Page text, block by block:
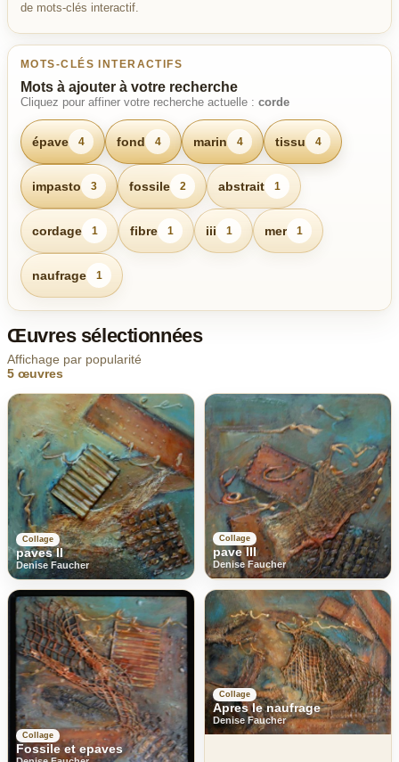
de mots-clés interactif.
MOTS-CLÉS INTERACTIFS
Mots à ajouter à votre recherche
Cliquez pour affiner votre recherche actuelle : corde
épave 4 fond 4 marin 4 tissu 4
impasto 3 fossile 2 abstrait 1
cordage 1 fibre 1 iii 1 mer 1
naufrage 1
Œuvres sélectionnées
Affichage par popularité
5 œuvres
Collage
paves II
Denise Faucher
Collage
pave III
Denise Faucher
Collage
Fossile et epaves
Collage
Apres le naufrage
Denise Faucher